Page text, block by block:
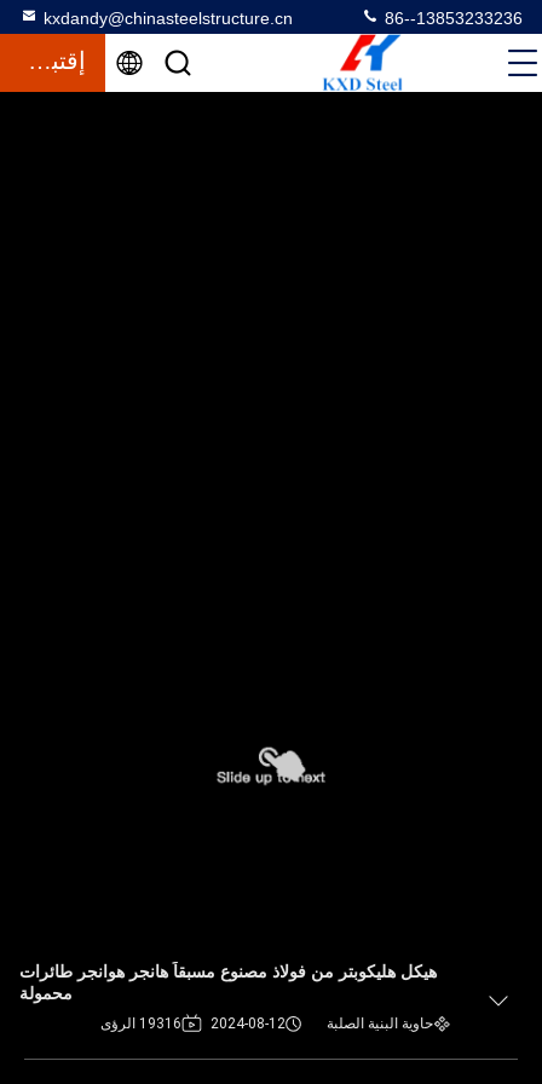
kxdandy@chinasteelstructure.cn 86--13853233236
إقتباس
هيكل هليكوبتر من فولاذ مصنوع مسبقاً هانجر هوانجر طائرات
محمولة
حاوية البنية الصلبة 2024-08-12 19316 الرؤى